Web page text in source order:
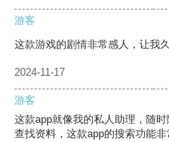
游客
这款游戏的剧情非常感人，让我
2024-11-17
游客
这款app就像我的私人助理，随
查找资料，这款app的搜索功能